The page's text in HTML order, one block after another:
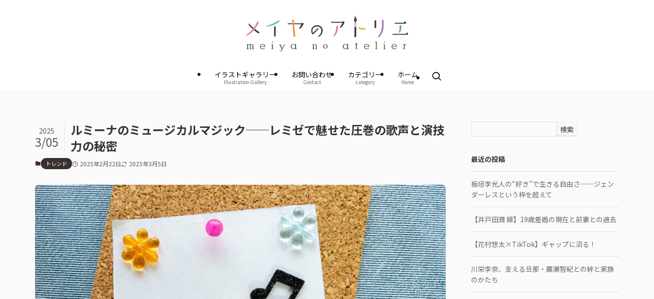
イラストギャラリー
Illustration Gallery
お問い合わせ
Contact
カテゴリー
category
ホーム
Home
ルミーナのミュージカルマジック──レミゼで魅せた圧巻の歌声と演技
力の秘密
2025
3/05
トレンド 2025年2月22日 2025年3月5日
検索
最近の投稿
板垣李光人の“好き”で生きる自由さ──ジェン
ダーレスという枠を超えて
【井戸田潤 嫁】19歳差婚の現在と前妻との過去
【花村想太×TikTok】ギャップに沼る！
川栄李奈、支える旦那・廣瀬智紀との絆と家族
のかたち